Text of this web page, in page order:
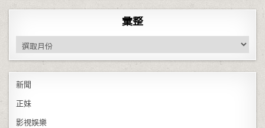
彙整
彙整
新聞
正妹
影視娛樂